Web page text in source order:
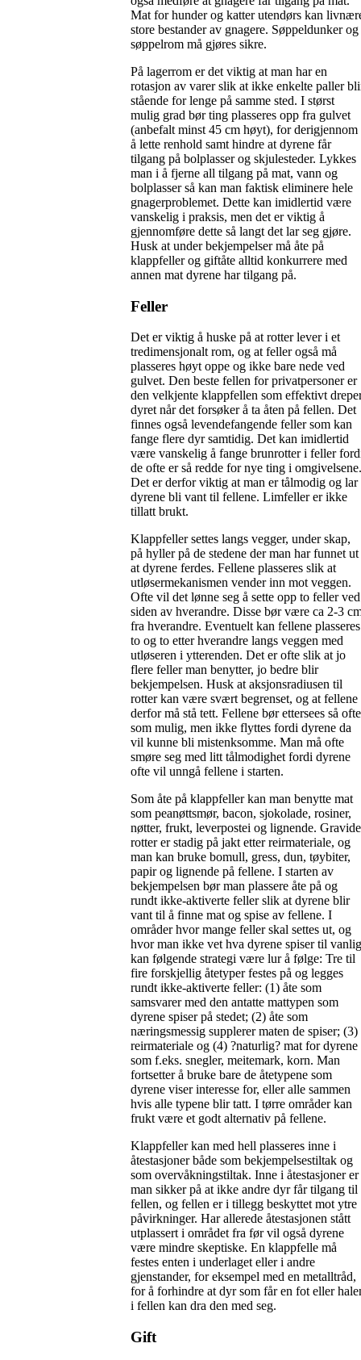
Mat for hunder og katter utendørs kan
store bestander av gnagere. Søppeldunker og
søppelrom må gjøres sikre.
På lagerrom er det viktig at man har en
rotasjon av varer slik at ikke enkelte paller
stående for lenge på samme sted. I størst
mulig grad bør ting plasseres opp fra gulvet
(anbefalt minst 45 cm høyt), for derigjennom
å lette renhold samt hindre at dyrene får
tilgang på bolplasser og skjulesteder. Lykkes
man i å fjerne all tilgang på mat, vann og
bolplasser så kan man faktisk eliminere hele
gnagerproblemet. Dette kan imidlertid være
vanskelig i praksis, men det er viktig å
gjennomføre dette så langt det lar seg gjøre.
Husk at under bekjempelser må åte på
klappfeller og giftåte alltid konkurrere med
annen mat dyrene har tilgang på.
Feller
Det er viktig å huske på at rotter lever i et
tredimensjonalt rom, og at feller også må
plasseres høyt oppe og ikke bare nede ved
gulvet. Den beste fellen for privatpersoner er
den velkjente klappfellen som effektivt
dyret når det forsøker å ta åten på fellen. Det
finnes også levendefangende feller som kan
fange flere dyr samtidig. Det kan imidlertid
være vanskelig å fange brunrotter i feller
de ofte er så redde for nye ting i omgivelsene.
Det er derfor viktig at man er tålmodig og lar
dyrene bli vant til fellene. Limfeller er ikke
tillatt brukt.
Klappfeller settes langs vegger, under skap,
på hyller på de stedene der man har funnet ut
at dyrene ferdes. Fellene plasseres slik at
utløsermekanismen vender inn mot veggen.
Ofte vil det lønne seg å sette opp to feller ved
siden av hverandre. Disse bør være ca 2-3
fra hverandre. Eventuelt kan fellene plasseres
to og to etter hverandre langs veggen med
utløseren i ytterenden. Det er ofte slik at jo
flere feller man benytter, jo bedre blir
bekjempelsen. Husk at aksjonsradiusen til
rotter kan være svært begrenset, og at fellene
derfor må stå tett. Fellene bør ettersees så ofte
som mulig, men ikke flyttes fordi dyrene da
vil kunne bli mistenksomme. Man må ofte
smøre seg med litt tålmodighet fordi dyrene
ofte vil unngå fellene i starten.
Som åte på klappfeller kan man benytte mat
som peanøttsmør, bacon, sjokolade, rosiner,
nøtter, frukt, leverpostei og lignende. Gravide
rotter er stadig på jakt etter reirmateriale, og
man kan bruke bomull, gress, dun, tøybiter,
papir og lignende på fellene. I starten av
bekjempelsen bør man plassere åte på og
rundt ikke-aktiverte feller slik at dyrene blir
vant til å finne mat og spise av fellene. I
områder hvor mange feller skal settes ut, og
hvor man ikke vet hva dyrene spiser til
kan følgende strategi være lur å følge: Tre til
fire forskjellig åtetyper festes på og legges
rundt ikke-aktiverte feller: (1) åte som
samsvarer med den antatte mattypen som
dyrene spiser på stedet; (2) åte som
næringsmessig supplerer maten de spiser; (3)
reirmateriale og (4) ?naturlig? mat for dyrene
som f.eks. snegler, meitemark, korn. Man
fortsetter å bruke bare de åtetypene som
dyrene viser interesse for, eller alle sammen
hvis alle typene blir tatt. I tørre områder kan
frukt være et godt alternativ på fellene.
Klappfeller kan med hell plasseres inne i
åtestasjoner både som bekjempelsestiltak og
som overvåkningstiltak. Inne i åtestasjoner er
man sikker på at ikke andre dyr får tilgang til
fellen, og fellen er i tillegg beskyttet mot ytre
påvirkninger. Har allerede åtestasjonen stått
utplassert i området fra før vil også dyrene
være mindre skeptiske. En klappfelle må
festes enten i underlaget eller i andre
gjenstander, for eksempel med en metalltråd,
for å forhindre at dyr som får en fot eller
i fellen kan dra den med seg.
Gift